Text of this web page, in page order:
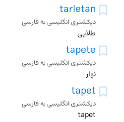
tarletan
دیکشنری انگلیسی به فارسی
طلایی
tapete
دیکشنری انگلیسی به فارسی
نوار
tapet
دیکشنری انگلیسی به فارسی
tapet